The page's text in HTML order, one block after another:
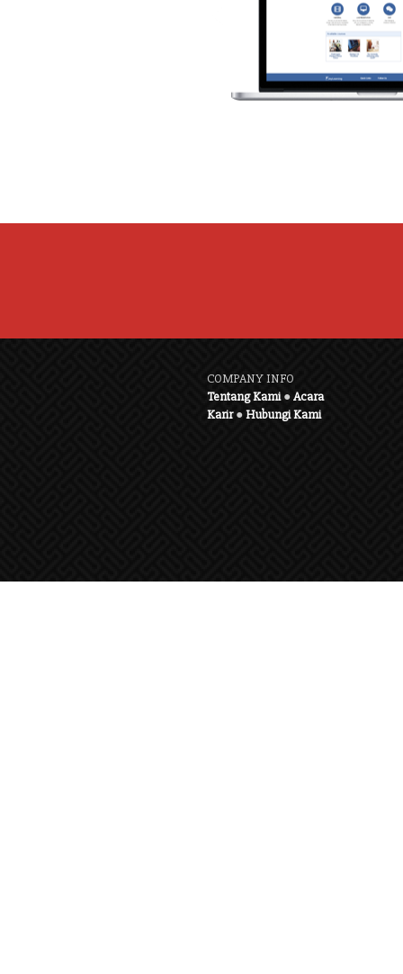
COMPANY INFO
Tentang Kami●Acara
Karir●Hubungi Kami